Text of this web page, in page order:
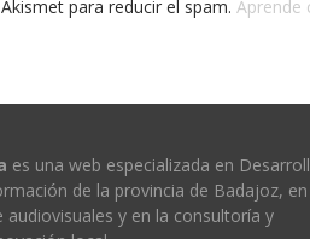
para reducir el spam. Aprende
es una web especializada en
de la provincia de Badajoz, en
audiovisuales y en la consultoría y